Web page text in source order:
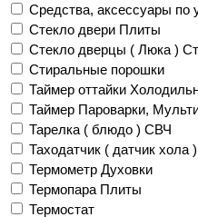
Средства, аксессуары по
Стекло двери Плиты
Стекло дверцы ( Люка )
Стиральные порошки
Таймер оттайки
Таймер Пароварки,
Тарелка ( блюдо ) СВЧ
Таходатчик ( датчик
Термометр Духовки
Термопара Плиты
Термостат